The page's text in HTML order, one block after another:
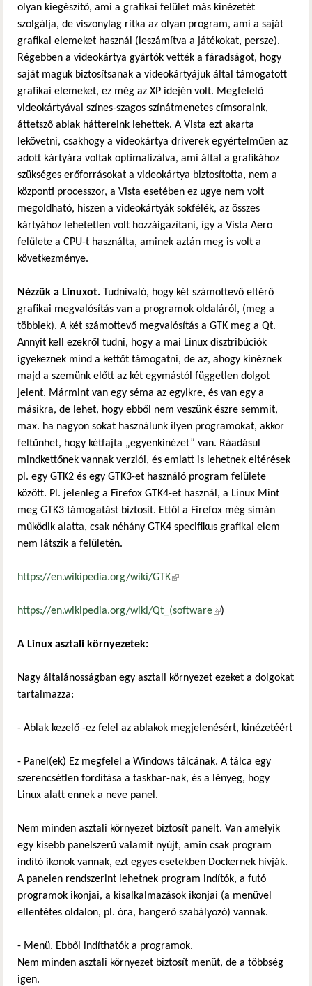
olyan kiegészítő, ami a grafikai felület más kinézetét
szolgálja, de viszonylag ritka az olyan program, ami a saját
grafikai elemeket használ (leszámítva a játékokat, persze).
Régebben a videokártya gyártók vették a fáradságot, hogy
saját maguk biztosítsanak a videokártyájuk által támogatott
grafikai elemeket, ez még az XP idején volt. Megfelelő
videokártyával színes-szagos színátmenetes címsoraink,
áttetsző ablak háttereink lehettek. A Vista ezt akarta
lekövetni, csakhogy a videokártya driverek egyértelműen az
adott kártyára voltak optimalizálva, ami által a grafikához
szükséges erőforrásokat a videokártya biztosította, nem a
központi processzor, a Vista esetében ez ugye nem volt
megoldható, hiszen a videokártyák sokfélék, az összes
kártyához lehetetlen volt hozzáigazítani, így a Vista Aero
felülete a CPU-t használta, aminek aztán meg is volt a
következménye.
Nézzük a Linuxot. Tudnivaló, hogy két számottevő eltérő
grafikai megvalósítás van a programok oldaláról, (meg a
többiek). A két számottevő megvalósítás a GTK meg a Qt.
Annyit kell ezekről tudni, hogy a mai Linux disztribúciók
igyekeznek mind a kettőt támogatni, de az, ahogy kinéznek
majd a szemünk előtt az két egymástól független dolgot
jelent. Mármint van egy séma az egyikre, és van egy a
másikra, de lehet, hogy ebből nem veszünk észre semmit,
max. ha nagyon sokat használunk ilyen programokat, akkor
feltűnhet, hogy kétfajta „egyenkinézet” van. Ráadásul
mindkettőnek vannak verziói, és emiatt is lehetnek eltérések
pl. egy GTK2 és egy GTK3-et használó program felülete
között. Pl. jelenleg a Firefox GTK4-et használ, a Linux Mint
meg GTK3 támogatást biztosít. Ettől a Firefox még simán
működik alatta, csak néhány GTK4 specifikus grafikai elem
nem látszik a felületén.
https://en.wikipedia.org/wiki/GTK(külső hivatkozás)
https://en.wikipedia.org/wiki/Qt_(software(külső hivatkozás)
)
A Linux asztali környezetek:
Nagy általánosságban egy asztali környezet ezeket a dolgokat
tartalmazza:
- Ablak kezelő -ez felel az ablakok megjelenésért, kinézetéért
- Panel(ek) Ez megfelel a Windows tálcának. A tálca egy
szerencsétlen fordítása a taskbar-nak, és a lényeg, hogy
Linux alatt ennek a neve panel.
Nem minden asztali környezet biztosít panelt. Van amelyik
egy kisebb panelszerű valamit nyújt, amin csak program
indító ikonok vannak, ezt egyes esetekben Dockernek hívják.
A panelen rendszerint lehetnek program indítók, a futó
programok ikonjai, a kisalkalmazások ikonjai (a menüvel
ellentétes oldalon, pl. óra, hangerő szabályozó) vannak.
- Menü. Ebből indíthatók a programok.
Nem minden asztali környezet biztosít menüt, de a többség
igen.